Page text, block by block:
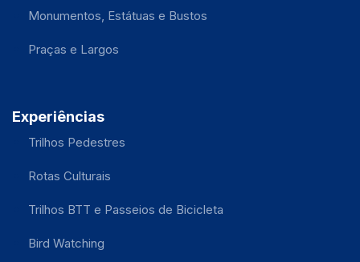
Monumentos, Estátuas e Bustos
Praças e Largos
Experiências
Trilhos Pedestres
Rotas Culturais
Trilhos BTT e Passeios de Bicicleta
Bird Watching